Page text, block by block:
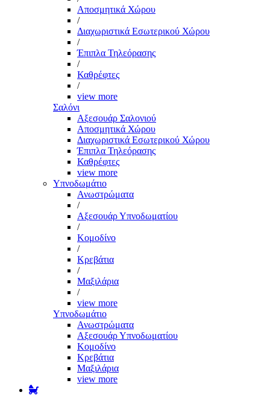
Αποσμητικά Χώρου
/
Διαχωριστικά Εσωτερικού Χώρου
/
Έπιπλα Τηλεόρασης
/
Καθρέφτες
/
view more
Σαλόνι
Αξεσουάρ Σαλονιού
Αποσμητικά Χώρου
Διαχωριστικά Εσωτερικού Χώρου
Έπιπλα Τηλεόρασης
Καθρέφτες
view more
Υπνοδωμάτιο
Ανωστρώματα
/
Αξεσουάρ Υπνοδωματίου
/
Κομοδίνο
/
Κρεβάτια
/
Μαξιλάρια
/
view more
Υπνοδωμάτιο
Ανωστρώματα
Αξεσουάρ Υπνοδωματίου
Κομοδίνο
Κρεβάτια
Μαξιλάρια
view more